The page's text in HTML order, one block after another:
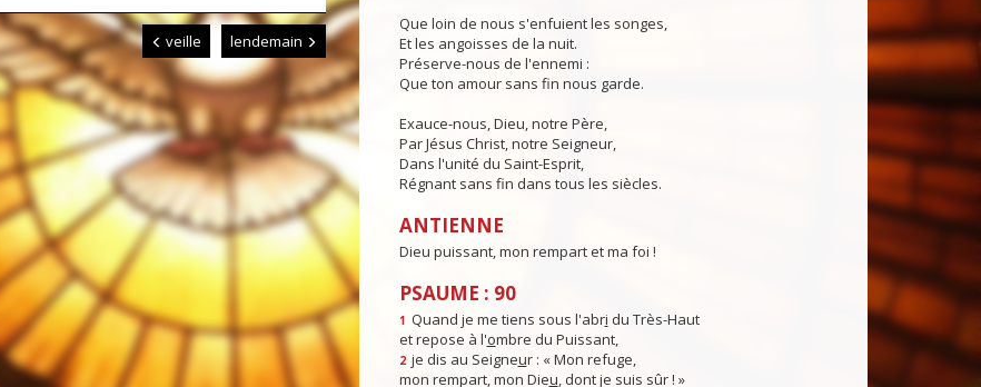
veille lendemain
Que loin de nous s'enfuient les songes,
Et les angoisses de la nuit.
Préserve-nous de l'ennemi :
Que ton amour sans fin nous garde.
Exauce-nous, Dieu, notre Père,
Par Jésus Christ, notre Seigneur,
Dans l'unité du Saint-Esprit,
Régnant sans fin dans tous les siècles.
ANTIENNE
Dieu puissant, mon rempart et ma foi !
PSAUME : 90
1 Quand je me tiens sous l'abri du Très-Haut
et repose à l'ombre du Puissant,
2 je dis au Seigneur : « Mon refuge,
mon rempart, mon Dieu, dont je suis sûr ! »